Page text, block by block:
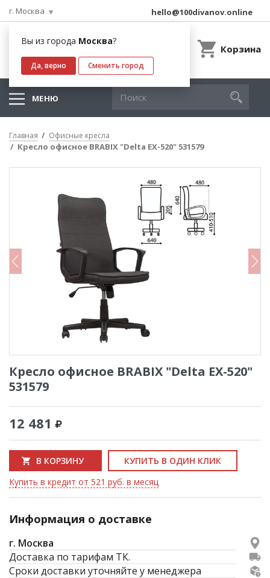
г. Москва
Вы из города Москва?
Да, верно Сменить город
hello@100divanov.online
Корзина
МЕНЮ
Главная Офисные кресла
Кресло офисное BRABIX "Delta EX-520" 531579
Кресло офисное BRABIX "Delta EX-520"
531579
12 481
В КОРЗИНУ
КУПИТЬ В ОДИН КЛИК
Купить в кредит от 521 руб. в месяц
Информация о доставке
г. Москва
Доставка по тарифам ТК.
Сроки доставки уточняйте у менеджера